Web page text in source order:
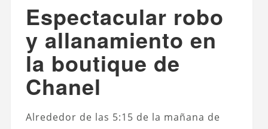
Espectacular robo
y allanamiento en
la boutique de
Chanel
Alrededor de las 5:15 de la mañana de